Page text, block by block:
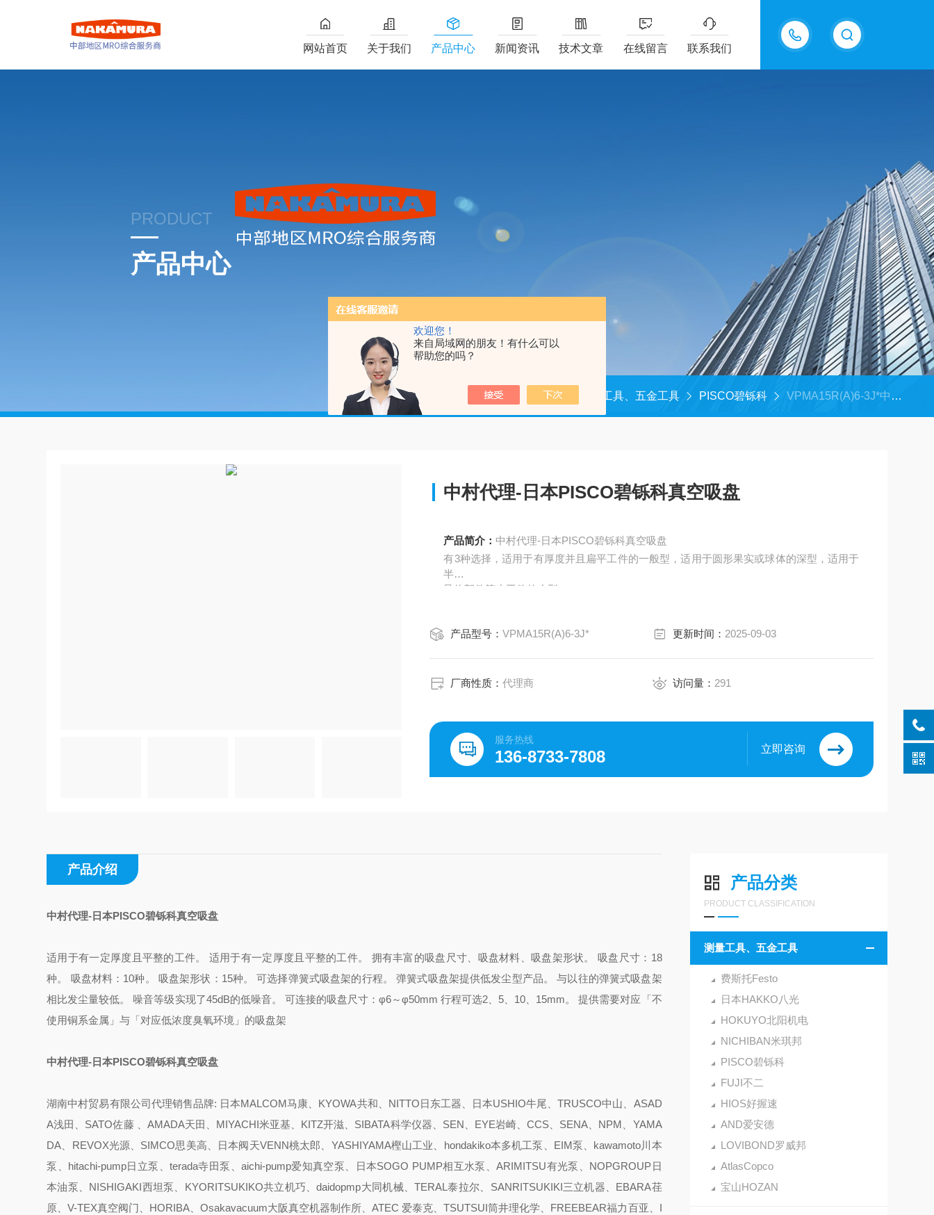
欢迎您！
来自局域网的朋友！有什么可以
帮助您的吗？
13687337808
网站首页 关于我们 产品中心 新闻资讯 技术文章 在线留言 联系我们
PRODUCT
产品中心
首页 产品中心 测量工具、五金工具 PISCO碧铄科 VPMA15R(A)6-3J*中村代理-日本PISCO碧铄科真空吸盘
中村代理-日本PISCO碧铄科真空吸盘
产品简介： 中村代理-日本PISCO碧铄科真空吸盘
有3种选择，适用于有厚度并且扁平工件的一般型，适用于圆形果实或球体的深型，适用于
半
导体部件等小工件的小型。
产品型号：VPMA15R(A)6-3J* 更新时间： 2025-09-03
厂商性质：代理商 访问量： 291
服务热线
136-8733-7808 立即咨询
产品分类
PRODUCT CLASSIFICATION
测量工具、五金工具
费斯托Festo
日本HAKKO八光
HOKUYO北阳机电
NICHIBAN米琪邦
PISCO碧铄科
FUJI不二
HIOS好握速
AND爱安德
LOVIBOND罗威邦
AtlasCopco
宝山HOZAN
产品介绍
中村代理-日本PISCO碧铄科真空吸盘
适用于有一定厚度且平整的工件。 适用于有一定厚度且平整的工件。 拥有丰富的吸盘尺寸、吸盘材料、吸盘架形状。 吸盘尺寸：18
种。 吸盘材料：10种。 吸盘架形状：15种。 可选择弹簧式吸盘架的行程。 弹簧式吸盘架提供低发尘型产品。 与以往的弹簧式吸盘架
相比发尘量较低。 噪音等级实现了45dB的低噪音。 可连接的吸盘尺寸：φ6～φ50mm 行程可选2、5、10、15mm。 提供需要对应「不
使用铜系金属」与「对应低浓度臭氧环境」的吸盘架
中村代理-日本PISCO碧铄科真空吸盘
湖南中村贸易有限公司代理销售品牌: 日本MALCOM马康、KYOWA共和、NITTO日东工器、日本USHIO牛尾、TRUSCO中山、ASAD
A浅田、SATO佐藤 、AMADA天田、MIYACHI米亚基、KITZ开滋、SIBATA科学仪器、SEN、EYE岩崎、CCS、SENA、NPM、YAMA
DA、REVOX光源、SIMCO思美高、日本阀天VENN桃太郎、YASHIYAMA樫山工业、hondakiko本多机工泵、EIM泵、kawamoto川本
泵、hitachi-pump日立泵、terada寺田泵、aichi-pump爱知真空泵、日本SOGO PUMP相互水泵、ARIMITSU有光泵、NOPGROUP日
本油泵、NISHIGAKI西坦泵、KYORITSUKIKO共立机巧、daidopmp大同机械、TERAL泰拉尔、SANRITSUKIKI三立机器、EBARA荏
原、V-TEX真空阀门、HORIBA、Osakavacuum大阪真空机器制作所、ATEC 爱泰克、TSUTSUI筒井理化学、FREEBEAR福力百亚、I